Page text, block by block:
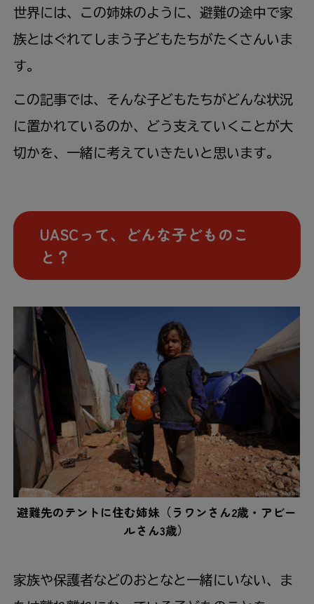
世界には、この姉妹のように、避難の途中で家
族とはぐれてしまう子どもたちがたくさんいま
す。
この記事では、そんな子どもたちがどんな状況
に置かれているのか、どう支えていくことが大
切かを、一緒に考えていきたいと思います。
UASCって、どんな子どものこ
と？
避難先のテントに住む姉妹（ラワンさん2歳・アビー
ルさん3歳）
家族や保護者などのおとなと一緒にいない、ま